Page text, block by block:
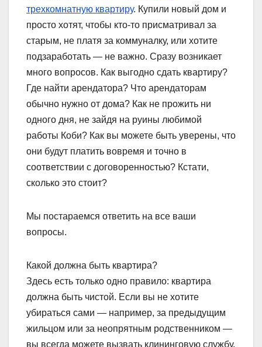
трехкомнатную квартиру. Купили новый дом и
просто хотят, чтобы кто-то присматривал за
старым, не платя за коммуналку, или хотите
подзаработать — не важно. Сразу возникает
много вопросов. Как выгодно сдать квартиру?
Где найти арендатора? Что арендаторам
обычно нужно от дома? Как не прожить ни
одного дня, не зайдя на руины любимой
работы Коби? Как вы можете быть уверены, что
они будут платить вовремя и точно в
соответствии с договоренностью? Кстати,
сколько это стоит?
Мы постараемся ответить на все ваши
вопросы.
Какой должна быть квартира?
Здесь есть только одно правило: квартира
должна быть чистой. Если вы не хотите
убираться сами — например, за предыдущим
жильцом или за неопрятным родственником —
вы всегда можете вызвать клининговую службу.